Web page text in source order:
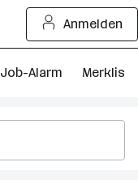
Anmelden
Job-Alarm Merkliste